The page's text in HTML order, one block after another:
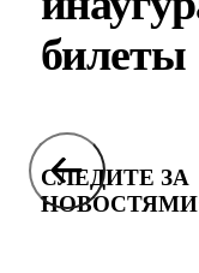
билеты
СЛЕДИТЕ ЗА